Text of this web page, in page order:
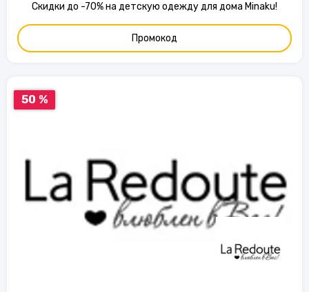
Скидки до -70% на детскую одежду для дома Minaku!
Промокод
50 %